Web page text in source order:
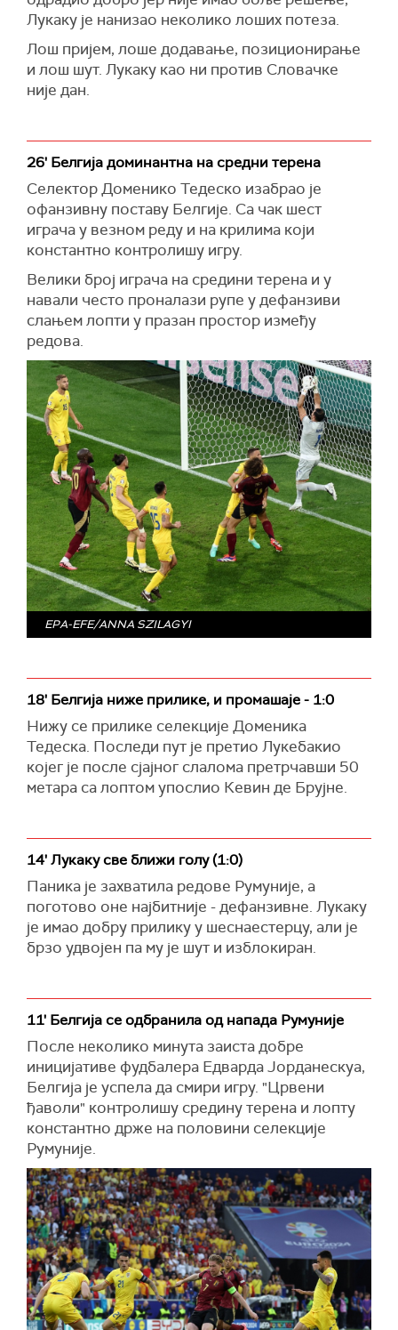
Лукаку је нанизао неколико лоших потеза.
Лош пријем, лоше додавање, позиционирање
и лош шут. Лукаку као ни против Словачке
није дан.
26' Белгија доминантна на средни терена
Селектор Доменико Тедеско изабрао је
офанзивну поставу Белгије. Са чак шест
играча у везном реду и на крилима који
константно контролишу игру.
Велики број играча на средини терена и у
навали често проналази рупе у дефанзиви
слањем лопти у празан простор између
редова.
EPA-EFE/ANNA SZILAGYI
18' Белгија ниже прилике, и промашаје - 1:0
Нижу се прилике селекције Доменика
Тедеска. Последи пут је претио Лукебакио
којег је после сјајног слалома претрчавши 50
метара са лоптом упослио Кевин де Брујне.
14' Лукаку све ближи голу (1:0)
Паника је захватила редове Румуније, а
поготово оне најбитније - дефанзивне. Лукаку
је имао добру прилику у шеснаестерцу, али је
брзо удвојен па му је шут и изблокиран.
11' Белгија се одбранила од напада Румуније
После неколико минута заиста добре
иницијативе фудбалера Едварда Јорданескуа,
Белгија је успела да смири игру. "Црвени
ђаволи" контролишу средину терена и лопту
константно држе на половини селекције
Румуније.